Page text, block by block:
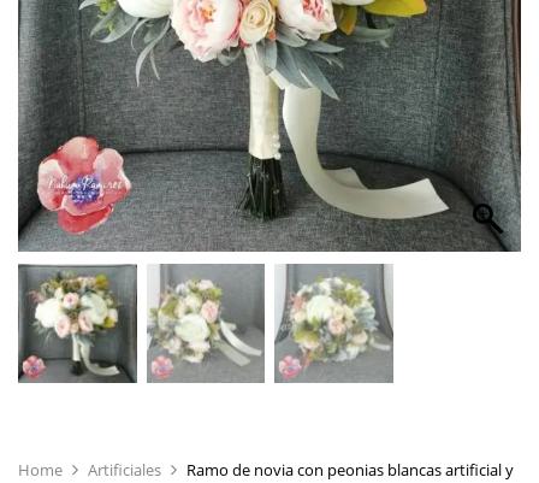
Home Artificiales
Ramo de novia con peonias blancas artificial y